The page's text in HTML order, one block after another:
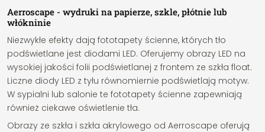
Aerroscape - wydruki na papierze, szkle, płótnie lub
włókninie
Niezwykłe efekty dają fototapety ścienne, których tło
podświetlane jest diodami LED. Oferujemy obrazy LED na
wysokiej jakości folii podświetlanej z frontem ze szkła float.
Liczne diody LED z tyłu równomiernie podświetlają motyw.
W sypialni lub salonie te fototapety ścienne zapewniają
również ciekawe oświetlenie tła.
Obrazy ze szkła i szkła akrylowego od Aerroscape oferują